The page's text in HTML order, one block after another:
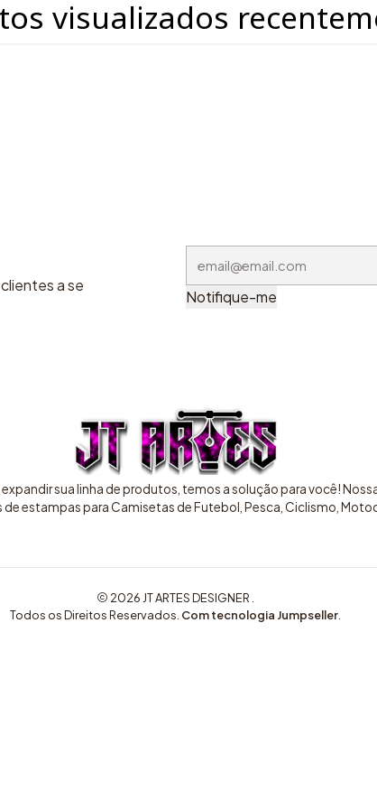
visualizados
a se
Notifique-me
sua linha de produtos, temos a solução para você!
estampas para Camisetas de Futebol, Pesca, Ciclismo,
2026 JT ARTES DESIGNER .
Todos os Direitos Reservados. Com tecnologia Jumpseller.